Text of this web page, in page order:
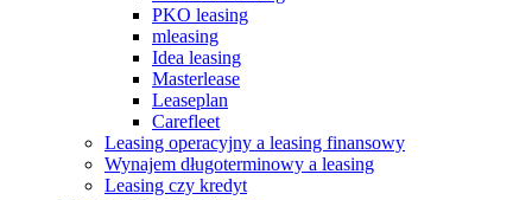
PKO leasing
mleasing
Idea leasing
Masterlease
Leaseplan
Carefleet
Leasing operacyjny a leasing finansowy
Wynajem długoterminowy a leasing
Leasing czy kredyt